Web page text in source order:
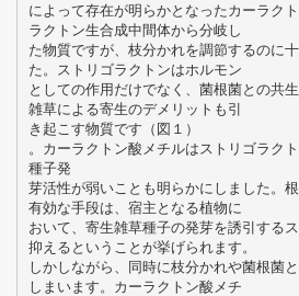
によって存在が明らかとなったカーラク
ラクトン生合成中間体から分岐し
た物質ですが、枝分かれを調節するのに
た。ストリゴラクトンはホルモン
としての作用だけでなく、菌根菌との共
雑草による寄生のデメリットも引
き起こす物質です（図１）
。カーラクトン酸メチルはストリゴラク
種子発
芽活性が弱いことも明らかにしました。
有効な手段は、宿主となる植物に
おいて、寄生雑草種子の発芽を誘引する
抑えるということが挙げられます。
しかしながら、同時に枝分かれや菌根菌
しまいます。カーラクトン酸メチ